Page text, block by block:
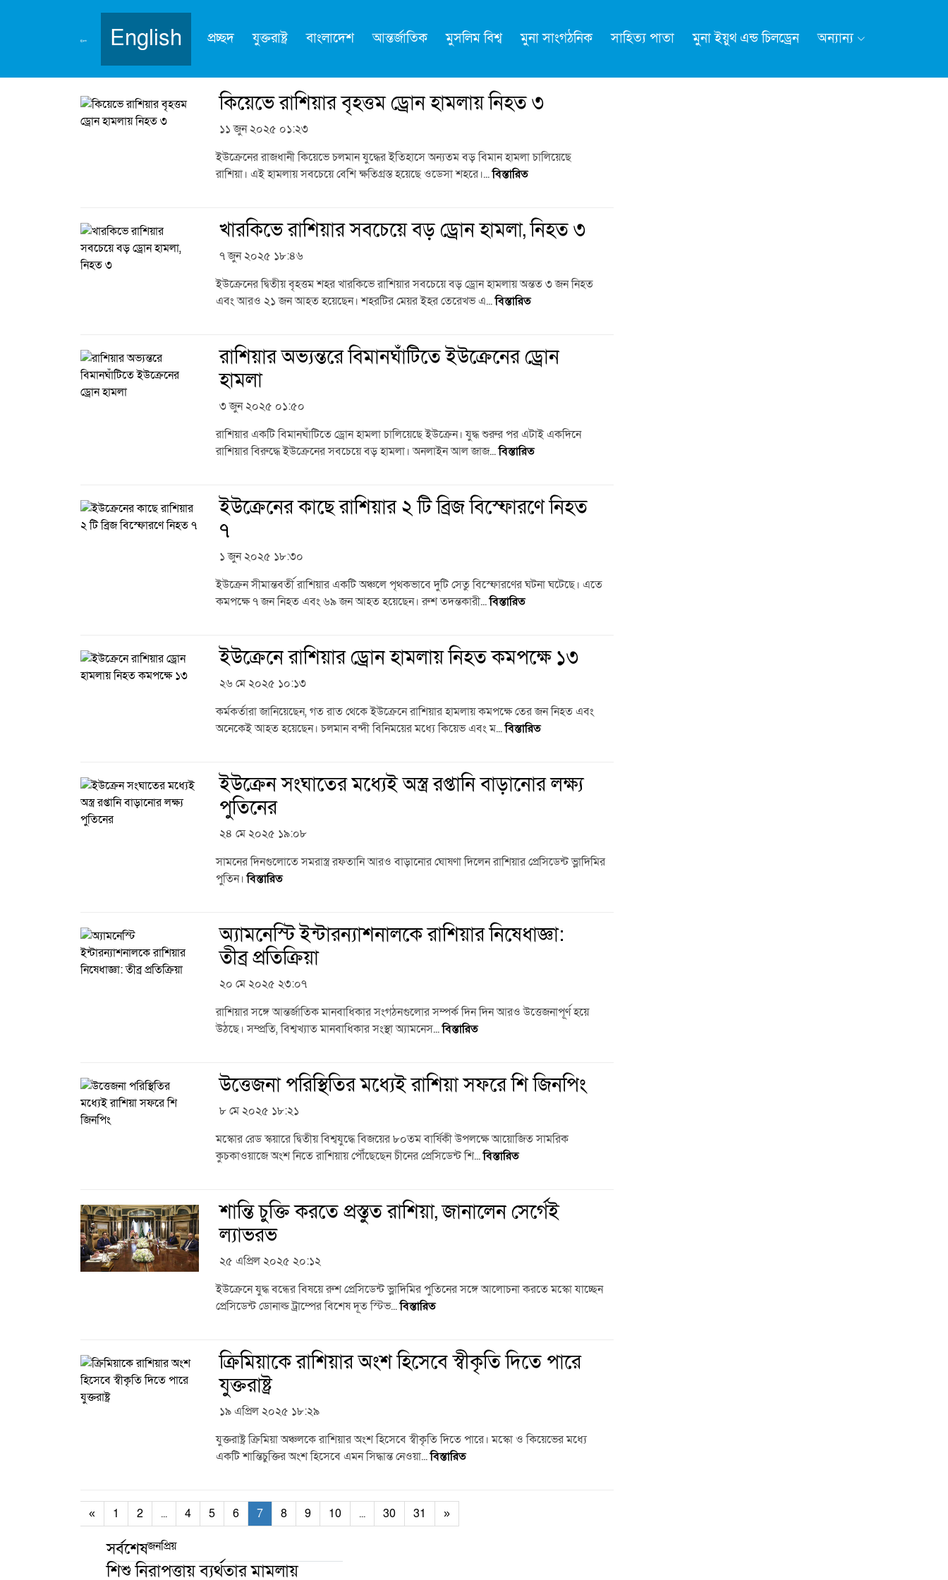
English প্রচ্ছদ যুক্তরাষ্ট্র বাংলাদেশ আন্তর্জাতিক মুসলিম বিশ্ব মুনা সাংগঠনিক সাহিত্য পাতা মুনা ইয়ুথ এন্ড চিলড্রেন অন্যান্য
বিষয়:রাশিয়া
কিয়েভে রাশিয়ার বৃহত্তম ড্রোন হামলায় নিহত ৩
১১ জুন ২০২৫ ০১:২৩
ইউক্রেনের রাজধানী কিয়েভে চলমান যুদ্ধের ইতিহাসে অন্যতম বড় বিমান হামলা চালিয়েছে
রাশিয়া। এই হামলায় সবচেয়ে বেশি ক্ষতিগ্রস্ত হয়েছে ওডেসা শহরে।...বিস্তারিত
খারকিভে রাশিয়ার সবচেয়ে বড় ড্রোন হামলা, নিহত ৩
৭ জুন ২০২৫ ১৮:৪৬
ইউক্রেনের দ্বিতীয় বৃহত্তম শহর খারকিভে রাশিয়ার সবচেয়ে বড় ড্রোন হামলায় অন্তত ৩ জন নিহত
এবং আরও ২১ জন আহত হয়েছেন। শহরটির মেয়র ইহর তেরেখভ এ...বিস্তারিত
রাশিয়ার অভ্যন্তরে বিমানঘাঁটিতে ইউক্রেনের ড্রোন
হামলা
৩ জুন ২০২৫ ০১:৫০
রাশিয়ার একটি বিমানঘাঁটিতে ড্রোন হামলা চালিয়েছে ইউক্রেন। যুদ্ধ শুরুর পর এটাই একদিনে
রাশিয়ার বিরুদ্ধে ইউক্রেনের সবচেয়ে বড় হামলা। অনলাইন আল জাজ...বিস্তারিত
ইউক্রেনের কাছে রাশিয়ার ২ টি ব্রিজ বিস্ফোরণে নিহত
৭
১ জুন ২০২৫ ১৮:৩০
ইউক্রেন সীমান্তবর্তী রাশিয়ার একটি অঞ্চলে পৃথকভাবে দুটি সেতু বিস্ফোরণের ঘটনা ঘটেছে। এতে
কমপক্ষে ৭ জন নিহত এবং ৬৯ জন আহত হয়েছেন। রুশ তদন্তকারী...বিস্তারিত
ইউক্রেনে রাশিয়ার ড্রোন হামলায় নিহত কমপক্ষে ১৩
২৬ মে ২০২৫ ১০:১৩
কর্মকর্তারা জানিয়েছেন, গত রাত থেকে ইউক্রেনে রাশিয়ার হামলায় কমপক্ষে তের জন নিহত এবং
অনেকেই আহত হয়েছেন। চলমান বন্দী বিনিময়ের মধ্যে কিয়েভ এবং ম...বিস্তারিত
ইউক্রেন সংঘাতের মধ্যেই অস্ত্র রপ্তানি বাড়ানোর লক্ষ্য
পুতিনের
২৪ মে ২০২৫ ১৯:০৮
সামনের দিনগুলোতে সমরাস্ত্র রফতানি আরও বাড়ানোর ঘোষণা দিলেন রাশিয়ার প্রেসিডেন্ট ভ্লাদিমির
পুতিন।বিস্তারিত
অ্যামনেস্টি ইন্টারন্যাশনালকে রাশিয়ার নিষেধাজ্ঞা:
তীব্র প্রতিক্রিয়া
২০ মে ২০২৫ ২৩:০৭
রাশিয়ার সঙ্গে আন্তর্জাতিক মানবাধিকার সংগঠনগুলোর সম্পর্ক দিন দিন আরও উত্তেজনাপূর্ণ হয়ে
উঠছে। সম্প্রতি, বিশ্বখ্যাত মানবাধিকার সংস্থা অ্যামনেস...বিস্তারিত
উত্তেজনা পরিস্থিতির মধ্যেই রাশিয়া সফরে শি জিনপিং
৮ মে ২০২৫ ১৮:২১
মস্কোর রেড স্কয়ারে দ্বিতীয় বিশ্বযুদ্ধে বিজয়ের ৮০তম বার্ষিকী উপলক্ষে আয়োজিত সামরিক
কুচকাওয়াজে অংশ নিতে রাশিয়ায় পৌঁছেছেন চীনের প্রেসিডেন্ট শি...বিস্তারিত
শান্তি চুক্তি করতে প্রস্তুত রাশিয়া, জানালেন সের্গেই
ল্যাভরভ
২৫ এপ্রিল ২০২৫ ২০:১২
ইউক্রেনে যুদ্ধ বন্ধের বিষয়ে রুশ প্রেসিডেন্ট ভ্লাদিমির পুতিনের সঙ্গে আলোচনা করতে মস্কো যাচ্ছেন
প্রেসিডেন্ট ডোনাল্ড ট্রাম্পের বিশেষ দূত স্টিভ...বিস্তারিত
ক্রিমিয়াকে রাশিয়ার অংশ হিসেবে স্বীকৃতি দিতে পারে
যুক্তরাষ্ট্র
১৯ এপ্রিল ২০২৫ ১৮:২৯
যুক্তরাষ্ট্র ক্রিমিয়া অঞ্চলকে রাশিয়ার অংশ হিসেবে স্বীকৃতি দিতে পারে। মস্কো ও কিয়েভের মধ্যে
একটি শান্তিচুক্তির অংশ হিসেবে এমন সিদ্ধান্ত নেওয়া...বিস্তারিত
« 1 2 ... 4 5 6 7 8 9 10 ... 30 31 »
সর্বশেষজনপ্রিয়
শিশু নিরাপত্তায় ব্যর্থতার মামলায়